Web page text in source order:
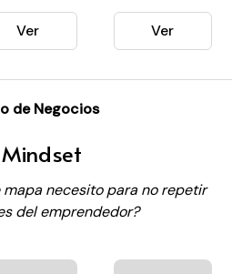
Ver Ver
de Negocios
necesito para no repetir
del emprendedor?